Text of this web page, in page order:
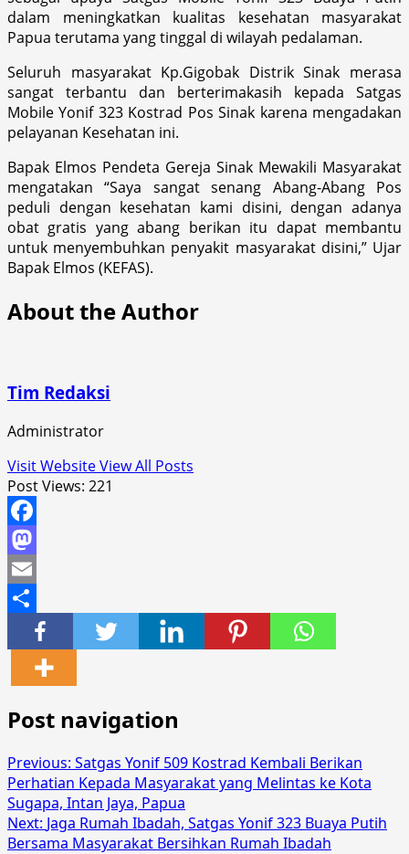
dalam meningkatkan kualitas kesehatan masyarakat
Papua terutama yang tinggal di wilayah pedalaman.
Seluruh masyarakat Kp.Gigobak Distrik Sinak merasa
sangat terbantu dan berterimakasih kepada Satgas
Mobile Yonif 323 Kostrad Pos Sinak karena mengadakan
pelayanan Kesehatan ini.
Bapak Elmos Pendeta Gereja Sinak Mewakili Masyarakat
mengatakan “Saya sangat senang Abang-Abang Pos
peduli dengan kesehatan kami disini, dengan adanya
obat gratis yang abang berikan itu dapat membantu
untuk menyembuhkan penyakit masyarakat disini,” Ujar
Bapak Elmos (KEFAS).
About the Author
Tim Redaksi
Administrator
Visit WebsiteView All Posts
Post Views: 221
Facebook
Mastodon
Email
Share
Post navigation
Previous: Satgas Yonif 509 Kostrad Kembali Berikan
Perhatian Kepada Masyarakat yang Melintas ke Kota
Sugapa, Intan Jaya, Papua
Next: Jaga Rumah Ibadah, Satgas Yonif 323 Buaya Putih
Bersama Masyarakat Bersihkan Rumah Ibadah